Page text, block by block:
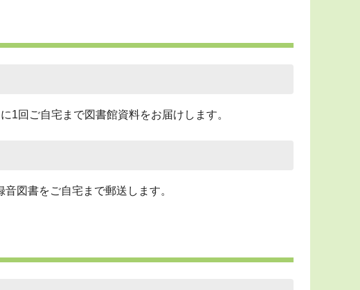
1回ご自宅まで図書館資料をお届けします。
図書をご自宅まで郵送します。